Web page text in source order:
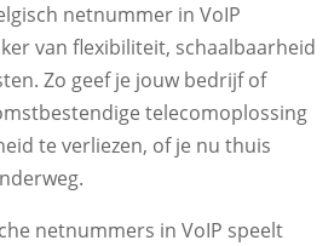
netnummer in VoIP
van flexibiliteit, schaalbaarheid
Zo geef je jouw bedrijf of
telecomoplossing
te verliezen, of je nu thuis
netnummers in VoIP speelt